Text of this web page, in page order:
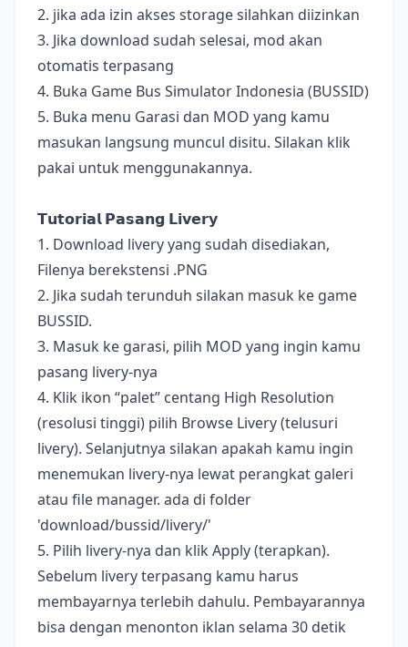
2. jika ada izin akses storage silahkan diizinkan
3. Jika download sudah selesai, mod akan
otomatis terpasang
4. Buka Game Bus Simulator Indonesia (BUSSID)
5. Buka menu Garasi dan MOD yang kamu
masukan langsung muncul disitu. Silakan klik
pakai untuk menggunakannya.
𝗧𝘂𝘁𝗼𝗿𝗶𝗮𝗹 𝗣𝗮𝘀𝗮𝗻𝗴 𝗟𝗶𝘃𝗲𝗿𝘆
1. Download livery yang sudah disediakan,
Filenya berekstensi .PNG
2. Jika sudah terunduh silakan masuk ke game
BUSSID.
3. Masuk ke garasi, pilih MOD yang ingin kamu
pasang livery-nya
4. Klik ikon “palet” centang High Resolution
(resolusi tinggi) pilih Browse Livery (telusuri
livery). Selanjutnya silakan apakah kamu ingin
menemukan livery-nya lewat perangkat galeri
atau file manager. ada di folder
'download/bussid/livery/'
5. Pilih livery-nya dan klik Apply (terapkan).
Sebelum livery terpasang kamu harus
membayarnya terlebih dahulu. Pembayarannya
bisa dengan menonton iklan selama 30 detik